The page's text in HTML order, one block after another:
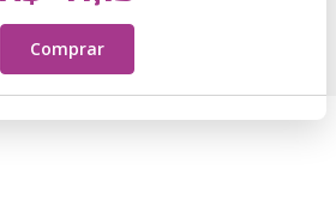
Comprar